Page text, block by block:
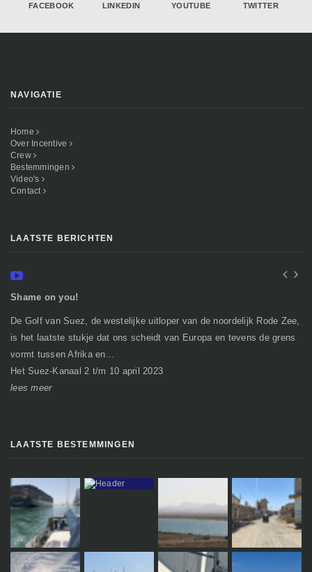
FACEBOOK LINKEDIN YOUTUBE TWITTER
NAVIGATIE
Home
Over Incentive
Crew
Bestemmingen
Video's
Contact
LAATSTE BERICHTEN
Shame on you!
De Golf van Suez, de westelijke uitloper van de noordelijk Rode Zee,
is het laatste stukje dat ons scheidt van Europa en tevens de grens
vormt tussen Afrika en...
Het Suez-Kanaal 2 t/m 10 april 2023
lees meer
LAATSTE BESTEMMINGEN